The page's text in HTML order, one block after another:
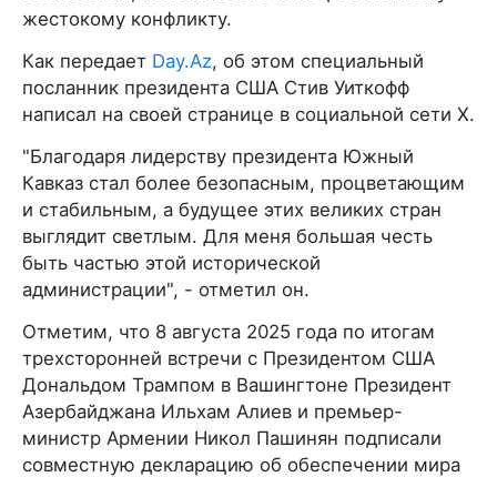
жестокому конфликту.
Как передает Day.Az, об этом специальный
посланник президента США Стив Уиткофф
написал на своей странице в социальной сети X.
"Благодаря лидерству президента Южный
Кавказ стал более безопасным, процветающим
и стабильным, а будущее этих великих стран
выглядит светлым. Для меня большая честь
быть частью этой исторической
администрации", - отметил он.
Отметим, что 8 августа 2025 года по итогам
трехсторонней встречи с Президентом США
Дональдом Трампом в Вашингтоне Президент
Азербайджана Ильхам Алиев и премьер-
министр Армении Никол Пашинян подписали
совместную декларацию об обеспечении мира